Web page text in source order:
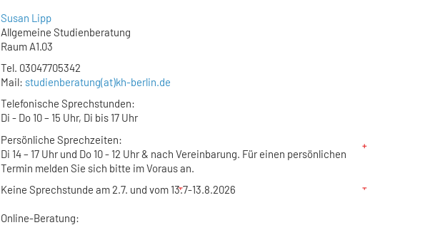
Susan Lipp
Allgemeine Studienberatung
Raum A1.03
Tel. 03047705342
Mail: studienberatung(at)kh-berlin.de
Telefonische Sprechstunden:
Di - Do 10 – 15 Uhr, Di bis 17 Uhr
Persönliche Sprechzeiten:
Di 14 – 17 Uhr und Do 10 - 12 Uhr & nach Vereinbarung. Für einen persönlichen
Termin melden Sie sich bitte im Voraus an.
Keine Sprechstunde am 2.7. und vom 13.7-13.8.2026
Online-Beratung: